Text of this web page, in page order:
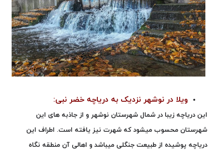
ویلا در نوشهر نزدیک به دریاچه خضر نبی:
این دریاچه زیبا در شمال شهرستان نوشهر و از جاذبه های این
شهرستان محسوب میشود که شهرت نیز یافته است. اطراف این
دریاچه پوشیده از طبیعت جنگلی میباشد و اهالی آن منطقه نگاه